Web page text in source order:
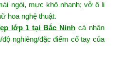
ngòi, mực khô nhanh; vở ô li
hoa nghệ thuật.
lớp 1 tại Bắc Ninh cá nhân
nghiêng/đặc điểm cổ tay của